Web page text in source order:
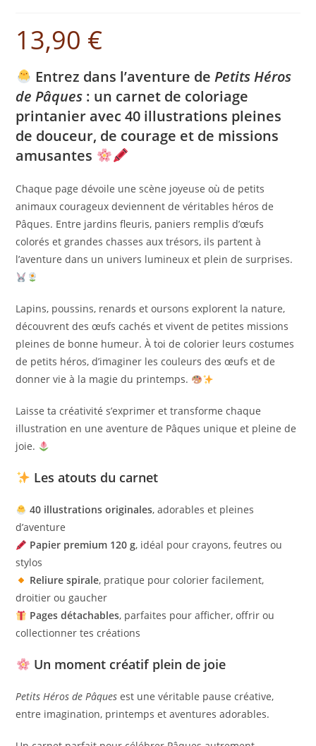
13,90 €
Entrez dans l’aventure dePetits Héros
de Pâques : un carnet de coloriage
printanier avec 40 illustrations pleines
de douceur, de courage et de missions
amusantes
Chaque page dévoile une scène joyeuse où de petits
animaux courageux deviennent de véritables héros de
Pâques. Entre jardins fleuris, paniers remplis d’œufs
colorés et grandes chasses aux trésors, ils partent à
l’aventure dans un univers lumineux et plein de surprises.
Lapins, poussins, renards et oursons explorent la nature,
découvrent des œufs cachés et vivent de petites missions
pleines de bonne humeur. À toi de colorier leurs costumes
de petits héros, d’imaginer les couleurs des œufs et de
donner vie à la magie du printemps.
Laisse ta créativité s’exprimer et transforme chaque
illustration en une aventure de Pâques unique et pleine de
joie.
Les atouts du carnet
40 illustrations originales, adorables et pleines
d’aventure
Papier premium 120 g, idéal pour crayons, feutres ou
stylos
Reliure spirale, pratique pour colorier facilement,
droitier ou gaucher
Pages détachables, parfaites pour afficher, offrir ou
collectionner tes créations
Un moment créatif plein de joie
Petits Héros de Pâques est une véritable pause créative,
entre imagination, printemps et aventures adorables.